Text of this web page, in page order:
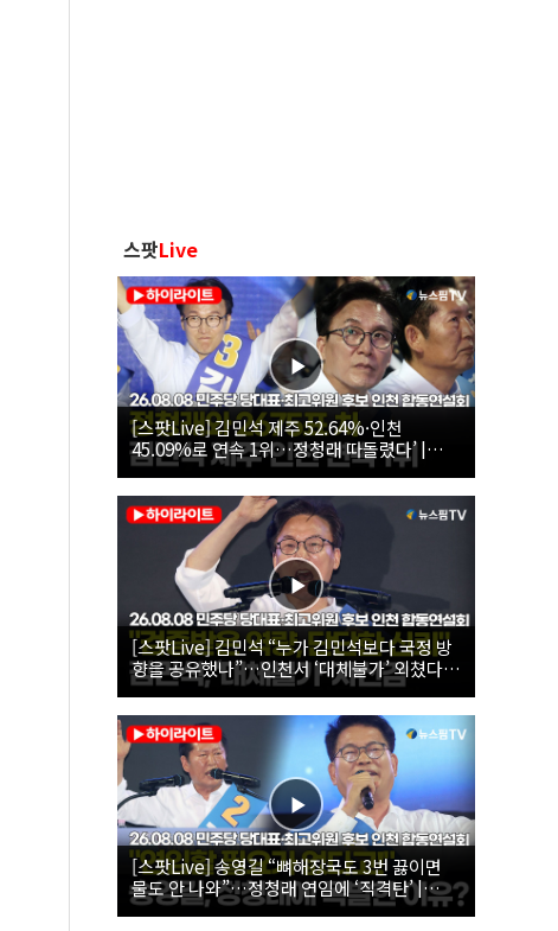
스팟Live
[스팟Live] 김민석 제주 52.64%·인천
45.09%로 연속 1위…정청래 따돌렸다’ |
26.08.08 더불어민주당 당대표·최고위원 후
보 인천 합동연설회
[스팟Live] 김민석 “누가 김민석보다 국정 방
향을 공유했나”…인천서 ‘대체불가’ 외쳤다 |
26.08.08 더불어민주당 당대표·최고위원 후
보 인천 합동연설회
[스팟Live] 송영길 “뼈해장국도 3번 끓이면
물도 안 나와”…정청래 연임에 ‘직격탄’ |
26.08.08 더불어민주당 당대표·최고위원 후